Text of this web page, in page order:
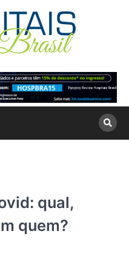
qual,
quem?